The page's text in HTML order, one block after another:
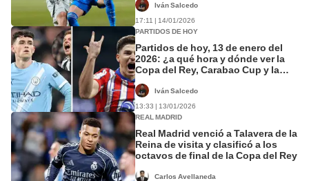
Iván Salcedo
17:11 | 14/01/2026
PARTIDOS DE HOY
Partidos de hoy, 13 de enero del
2026: ¿a qué hora y dónde ver la
Copa del Rey, Carabao Cup y la
Iván Salcedo
13:33 | 13/01/2026
REAL MADRID
Real Madrid venció a Talavera de la
Reina de visita y clasificó a los
octavos de final de la Copa del Rey
Carlos Avellaneda